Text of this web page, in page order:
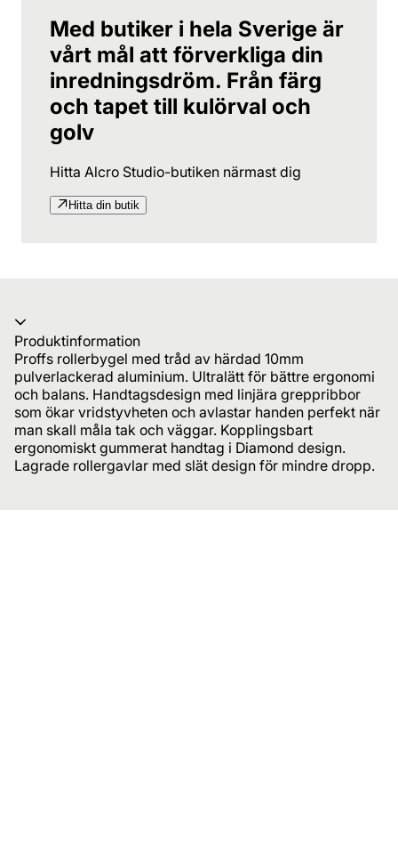
Med butiker i hela Sverige är
vårt mål att förverkliga din
inredningsdröm. Från färg
och tapet till kulörval och
golv
Hitta Alcro Studio-butiken närmast dig
Hitta din butik
Produktinformation
Proffs rollerbygel med tråd av härdad 10mm
pulverlackerad aluminium. Ultralätt för bättre ergonomi
och balans. Handtagsdesign med linjära greppribbor
som ökar vridstyvheten och avlastar handen perfekt när
man skall måla tak och väggar. Kopplingsbart
ergonomiskt gummerat handtag i Diamond design.
Lagrade rollergavlar med slät design för mindre dropp.